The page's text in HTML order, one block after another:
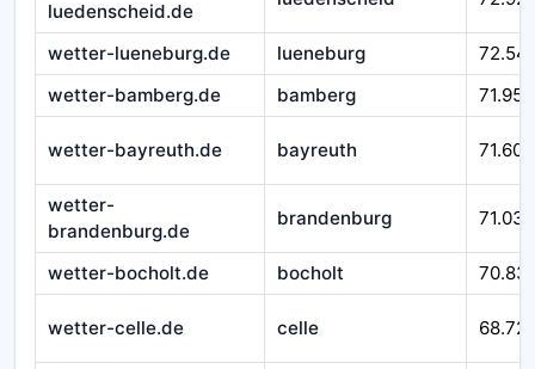
luedenscheid.de
wetter-lueneburg.de lueneburg
wetter-bamberg.de
bamberg 71.952
wetter-bayreuth.de bayreuth 71.601
wetter-
brandenburg.de
brandenburg 71.032
wetter-bocholt.de bocholt
wetter-celle.de celle 68.721